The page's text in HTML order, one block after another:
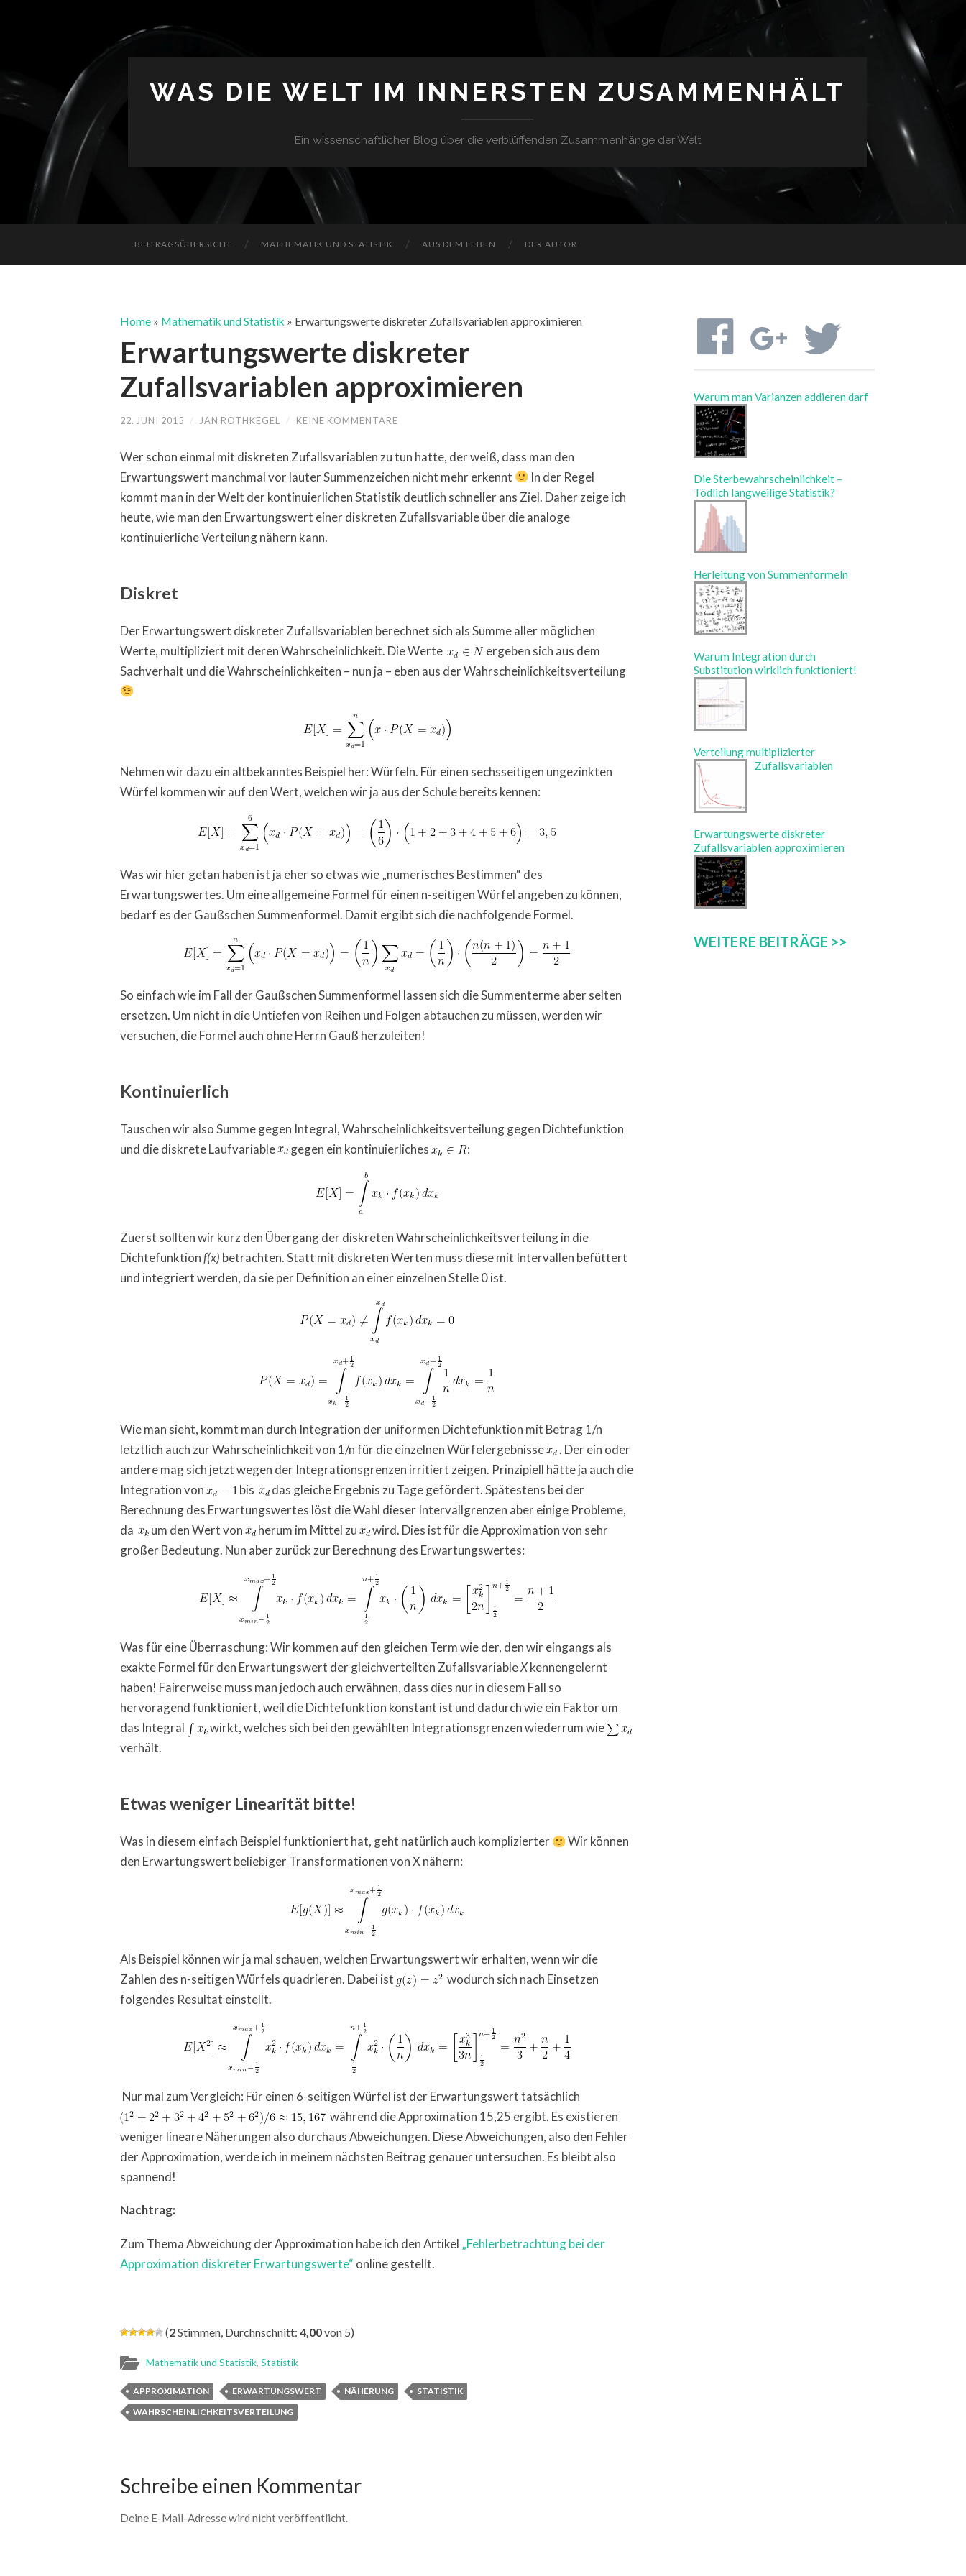
WAS DIE WELT IM INNERSTEN ZUSAMMENHÄLT
Ein wissenschaftlicher Blog über die verblüffenden Zusammenhänge der Welt
BEITRAGSÜBERSICHT MATHEMATIK UND STATISTIK AUS DEM LEBEN DER AUTOR
Home » Mathematik und Statistik » Erwartungswerte diskreter Zufallsvariablen approximieren
Erwartungswerte diskreter
Zufallsvariablen approximieren
22. JUNI 2015 / JAN ROTHKEGEL / KEINE KOMMENTARE
Wer schon einmal mit diskreten Zufallsvariablen zu tun hatte, der weiß, dass man den
Erwartungswert manchmal vor lauter Summenzeichen nicht mehr erkennt
In der Regel
kommt man in der Welt der kontinuierlichen Statistik deutlich schneller ans Ziel. Daher zeige ich
heute, wie man den Erwartungswert einer diskreten Zufallsvariable über die analoge
kontinuierliche Verteilung nähern kann.
Diskret
Der Erwartungswert diskreter Zufallsvariablen berechnet sich als Summe aller möglichen
Werte, multipliziert mit deren Wahrscheinlichkeit. Die Werte
ergeben sich aus dem
Sachverhalt und die Wahrscheinlichkeiten – nun ja – eben aus der Wahrscheinlichkeitsverteilung
Nehmen wir dazu ein altbekanntes Beispiel her: Würfeln. Für einen sechsseitigen ungezinkten
Würfel kommen wir auf den Wert, welchen wir ja aus der Schule bereits kennen:
Was wir hier getan haben ist ja eher so etwas wie „numerisches Bestimmen“ des
Erwartungswertes. Um eine allgemeine Formel für einen n-seitigen Würfel angeben zu können,
bedarf es der Gaußschen Summenformel. Damit ergibt sich die nachfolgende Formel.
So einfach wie im Fall der Gaußschen Summenformel lassen sich die Summenterme aber selten
ersetzen. Um nicht in die Untiefen von Reihen und Folgen abtauchen zu müssen, werden wir
versuchen, die Formel auch ohne Herrn Gauß herzuleiten!
Kontinuierlich
Tauschen wir also Summe gegen Integral, Wahrscheinlichkeitsverteilung gegen Dichtefunktion
und die diskrete Laufvariable
gegen ein kontinuierliches :
Zuerst sollten wir kurz den Übergang der diskreten Wahrscheinlichkeitsverteilung in die
Dichtefunktion f(x) betrachten. Statt mit diskreten Werten muss diese mit Intervallen befüttert
und integriert werden, da sie per Definition an einer einzelnen Stelle 0 ist.
Wie man sieht, kommt man durch Integration der uniformen Dichtefunktion mit Betrag 1/n
letztlich auch zur Wahrscheinlichkeit von 1/n für die einzelnen Würfelergebnisse
. Der ein oder
andere mag sich jetzt wegen der Integrationsgrenzen irritiert zeigen. Prinzipiell hätte ja auch die
Integration von
bis
das gleiche Ergebnis zu Tage gefördert. Spätestens bei der
Berechnung des Erwartungswertes löst die Wahl dieser Intervallgrenzen aber einige Probleme,
da
um den Wert von herum im Mittel zu
wird. Dies ist für die Approximation von sehr
großer Bedeutung. Nun aber zurück zur Berechnung des Erwartungswertes:
Was für eine Überraschung: Wir kommen auf den gleichen Term wie der, den wir eingangs als
exakte Formel für den Erwartungswert der gleichverteilten ZufallsvariableX kennengelernt
haben! Fairerweise muss man jedoch auch erwähnen, dass dies nur in diesem Fall so
hervoragend funktioniert, weil die Dichtefunktion konstant ist und dadurch wie ein Faktor um
das Integral
wirkt, welches sich bei den gewählten Integrationsgrenzen wiederrum wie
verhält.
Etwas weniger Linearität bitte!
Was in diesem einfach Beispiel funktioniert hat, geht natürlich auch komplizierter
Wir können
den Erwartungswert beliebiger Transformationen von X nähern:
Als Beispiel können wir ja mal schauen, welchen Erwartungswert wir erhalten, wenn wir die
Zahlen des n-seitigen Würfels quadrieren. Dabei ist
wodurch sich nach Einsetzen
folgendes Resultat einstellt.
Nur mal zum Vergleich: Für einen 6-seitigen Würfel ist der Erwartungswert tatsächlich
während die Approximation 15,25 ergibt. Es existieren
weniger lineare Näherungen also durchaus Abweichungen. Diese Abweichungen, also den Fehler
der Approximation, werde ich in meinem nächsten Beitrag genauer untersuchen. Es bleibt also
spannend!
Nachtrag:
Zum Thema Abweichung der Approximation habe ich den Artikel „Fehlerbetrachtung bei der
Approximation diskreter Erwartungswerte“ online gestellt.
(2Stimmen, Durchnschnitt: 4,00von 5)
Mathematik und Statistik, Statistik
APPROXIMATION ERWARTUNGSWERT NÄHERUNG
STATISTIK
WAHRSCHEINLICHKEITSVERTEILUNG
Schreibe einen Kommentar
Deine E-Mail-Adresse wird nicht veröffentlicht.
Warum man Varianzen addieren darf
Die Sterbewahrscheinlichkeit –
Tödlich langweilige Statistik?
Herleitung von Summenformeln
Warum Integration durch
Substitution wirklich funktioniert!
Verteilung multiplizierter
Zufallsvariablen
Erwartungswerte diskreter
Zufallsvariablen approximieren
WEITERE BEITRÄGE >>